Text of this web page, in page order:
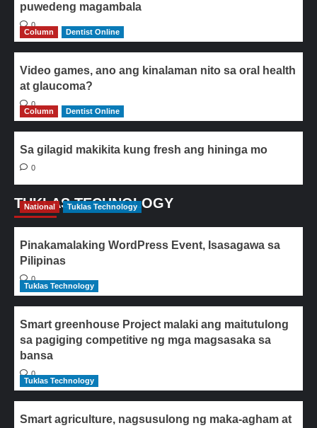
puwedeng magambala
0
Column
Dentist Online
Video games, ano ang kinalaman nito sa oral health
at glaucoma?
0
Column
Dentist Online
Sa gilagid makikita kung fresh ang hininga mo
0
TUKLAS TECHNOLOGY
National Tuklas Technology
Pinakamalaking WordPress Event, Isasagawa sa
Pilipinas
0
Tuklas Technology
Smart greenhouse Project malaki ang maitutulong
sa pagiging competitive ng mga magsasaka sa
bansa
0
Tuklas Technology
Smart agriculture, nagsusulong ng maka-agham at